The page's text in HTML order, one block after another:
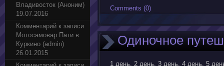
Владивосток (Аноним)
19.07.2016
Комментарий к записи
Мотосамовар Пати в
Куркино (admin)
26.01.2015
Comments (0)
Одиночное
1 день, 2 день, 3 день, 4 день, 5